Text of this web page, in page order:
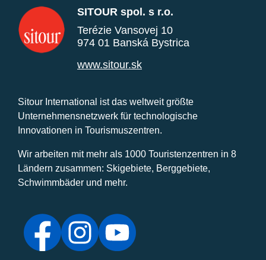
SITOUR spol. s r.o.
Terézie Vansovej 10
974 01 Banská Bystrica
www.sitour.sk
Sitour International ist das weltweit größte
Unternehmensnetzwerk für technologische
Innovationen in Tourismuszentren.
Wir arbeiten mit mehr als 1000 Touristenzentren in 8
Ländern zusammen: Skigebiete, Berggebiete,
Schwimmbäder und mehr.